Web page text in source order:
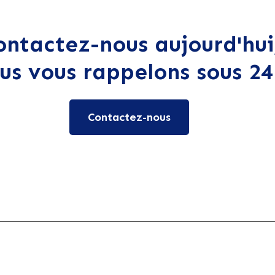
nous
vous rappelons sous
Contactez-nous